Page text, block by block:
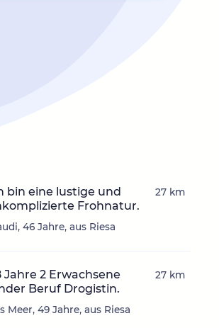
bin eine lustige und
Frohnatur.
46 Jahre, aus Riesa
27 km
Jahre 2 Erwachsene
Beruf Drogistin.
Meer, 49 Jahre, aus Riesa
27 km